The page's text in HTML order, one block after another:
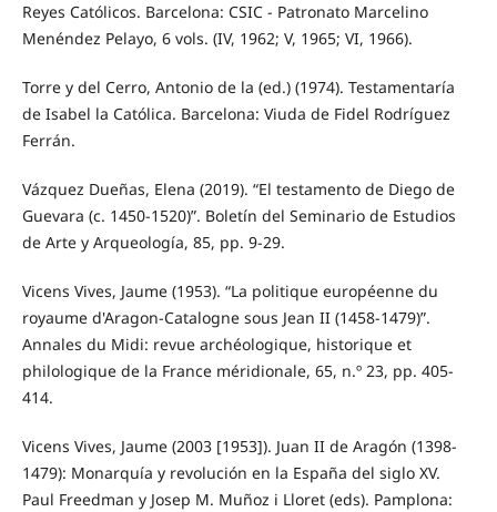
Reyes Católicos. Barcelona: CSIC - Patronato Marcelino
Menéndez Pelayo, 6 vols. (IV, 1962; V, 1965; VI, 1966).
Torre y del Cerro, Antonio de la (ed.) (1974). Testamentaría
de Isabel la Católica. Barcelona: Viuda de Fidel Rodríguez
Ferrán.
Vázquez Dueñas, Elena (2019). “El testamento de Diego de
Guevara (c. 1450-1520)”. Boletín del Seminario de Estudios
de Arte y Arqueología, 85, pp. 9-29.
Vicens Vives, Jaume (1953). “La politique européenne du
royaume d'Aragon-Catalogne sous Jean II (1458-1479)”.
Annales du Midi: revue archéologique, historique et
philologique de la France méridionale, 65, n.º 23, pp. 405-
414.
Vicens Vives, Jaume (2003 [1953]). Juan II de Aragón (1398-
1479): Monarquía y revolución en la España del siglo XV.
Paul Freedman y Josep M. Muñoz i Lloret (eds). Pamplona: